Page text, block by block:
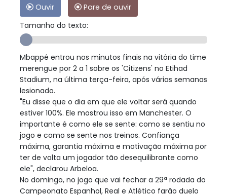
Ouvir
Pare de ouvir
Tamanho do texto:
Mbappé entrou nos minutos finais na vitória do time
merengue por 2 a 1 sobre os 'Citizens' no Etihad
Stadium, na última terça-feira, após várias semanas
lesionado.
"Eu disse que o dia em que ele voltar será quando
estiver 100%. Ele mostrou isso em Manchester. O
importante é como ele se sente: como se sentiu no
jogo e como se sente nos treinos. Confiança
máxima, garantia máxima e motivação máxima por
ter de volta um jogador tão desequilibrante como
ele", declarou Arbeloa.
No domingo, no jogo que vai fechar a 29ª rodada do
Campeonato Espanhol, Real e Atlético farão duelo